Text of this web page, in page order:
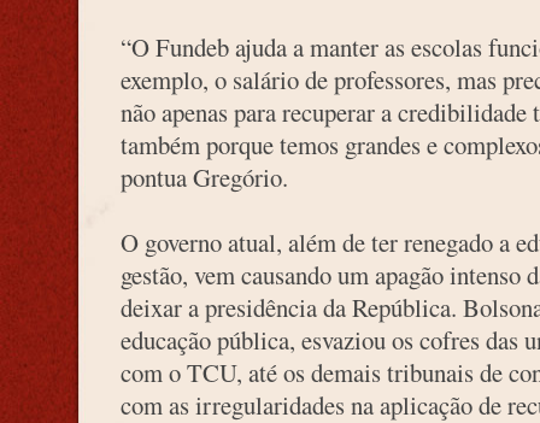
“O Fundeb ajuda a manter as escolas
exemplo, o salário de professores, mas
não apenas para recuperar a
também porque temos grandes e
pontua Gregório.
O governo atual, além de ter renegado a
gestão, vem causando um apagão intenso
deixar a presidência da República.
educação pública, esvaziou os cofres das
com o TCU, até os demais tribunais de
com as irregularidades na aplicação de